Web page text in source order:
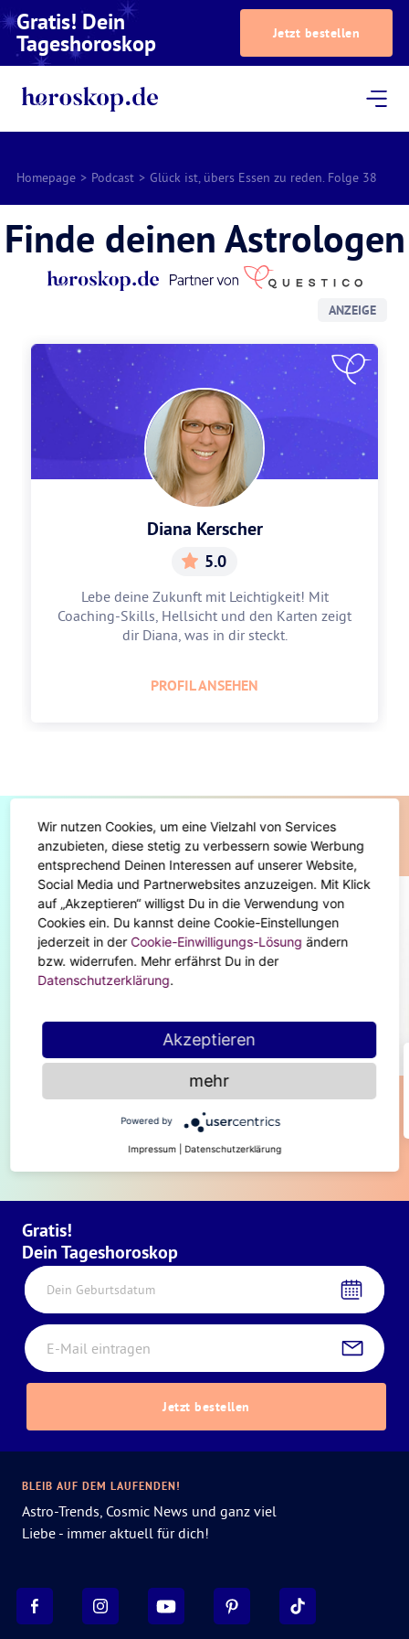
Gratis! Dein
Tageshoroskop Jetzt bestellen
Homepage > Podcast > Glück ist, übers Essen zu reden. Folge 38
Finde deinen Astrologen
ANZEIGE
Diana Kerscher
5.0
Lebe deine Zukunft mit Leichtigkeit! Mit
Coaching-Skills, Hellsicht und den Karten zeigt
dir Diana, was in dir steckt.
PROFIL ANSEHEN
Diese Artikel könnten dir auch gefallen
BODY & SOUL
When September ends... — Dann
feiern wir Mabon!
Gratis!
Dein Tageshoroskop
Dein Geburtsdatum
Jetzt bestellen
BLEIB AUF DEM LAUFENDEN!
Astro-Trends, Cosmic News und ganz viel
Liebe - immer aktuell für dich!
Wir nutzen Cookies, um eine Vielzahl von Services
anzubieten, diese stetig zu verbessern sowie Werbung
entsprechend Deinen Interessen auf unserer Website,
Social Media und Partnerwebsites anzuzeigen. Mit Klick
auf „Akzeptieren“ willigst Du in die Verwendung von
Cookies ein. Du kannst deine Cookie-Einstellungen
jederzeit in der Cookie-Einwilligungs-Lösung ändern
bzw. widerrufen. Mehr erfährst Du in der
Datenschutzerklärung.
Akzeptieren
mehr
Powered by
Impressum Datenschutzerklärung